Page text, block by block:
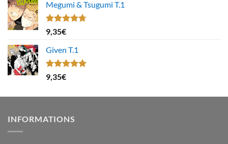
Megumi & Tsugumi T.1
Note4.67
sur 5
9,35€
Given T.1
Note5.00
sur 5
9,35€
INFORMATIONS